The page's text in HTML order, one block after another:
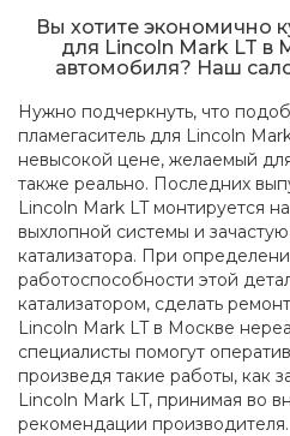
Вы хотите экономично
для Lincoln Mark LT в
автомобиля? Наш
Нужно подчеркнуть, что
пламегаситель для Lincoln
невысокой цене, желаемый
также реально. Последних
Lincoln Mark LT монтируется
выхлопной системы и
катализатора. При
работоспособности этой
катализатором, сделать
Lincoln Mark LT в Москве
специалисты помогут
произведя такие работы, как
Lincoln Mark LT, принимая во
рекомендации производителя.